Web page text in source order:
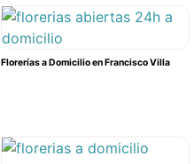
Florerías a Domicilio en Francisco Villa